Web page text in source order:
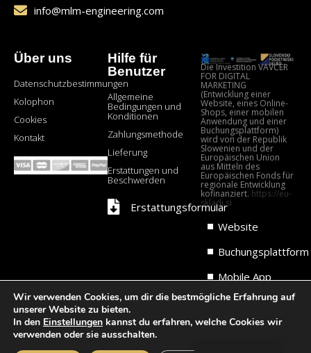
info@mlm-engineering.com
Über uns
Datenschutzbestimmungen
Kolophon
Cookies
Kontakt
Hilfe für
Benutzer
Allgemeine
Bedingungen und
Konditionen
Zahlungsmethode
Lieferung
Erstattungen und
Beschwerden
Erstattungsformular
Die Investition VAVČER
FOR DIGITAL
MARKETING
(Entwicklung einer
Website, eines Online-
Shops, einer mobilen
Anwendung und einer
Buchungsplattform)
wird von der Republik
Slowenien und der
Europäischen Union
aus Mitteln des
Europäischen Fonds für
regionale Entwicklung
kofinanziert. https://eu-
skladi.si
Website
Buchungsplattform
Mobile App
Wir verwenden Cookies, um dir die bestmögliche Erfahrung auf
unserer Website zu bieten.
In den Einstellungen kannst du erfahren, welche Cookies wir
verwenden oder sie ausschalten.